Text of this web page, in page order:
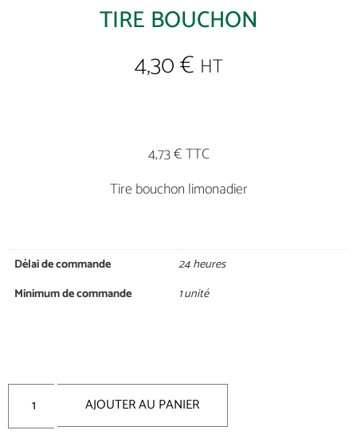
TIRE BOUCHON
4,30€ HT
4,73 € TTC
Tire bouchon limonadier
Délai de commande
24 heures
Minimum de commande
1 unité
AJOUTER AU PANIER